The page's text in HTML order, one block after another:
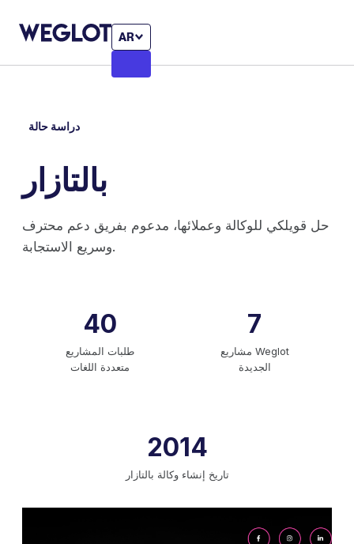
AR
دراسة حالة
بالتازار
حل قويلكي للوكالة وعملائها، مدعوم بفريق دعم محترف
وسريع الاستجابة.
40
طلبات المشاريع
متعددة اللغات
7
مشاريع Weglot
الجديدة
2014
تاريخ إنشاء وكالة بالتازار